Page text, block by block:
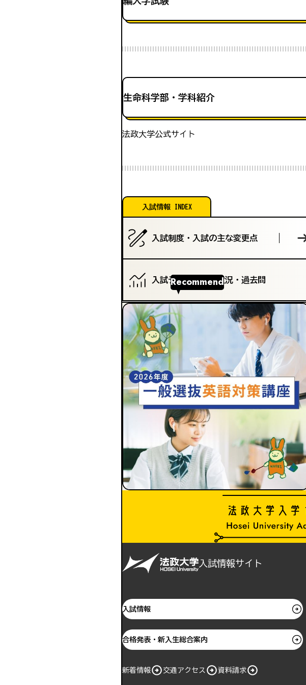
生命科学部・学科紹介
法政大学公式サイト
入試情報 INDEX
入試制度・入試の主な変更点
入試データ・志願状況・過去問
Recommend
入試情報サイト
入試情報
合格発表・新入生総合案内
新着情報 交通アクセス 資料請求